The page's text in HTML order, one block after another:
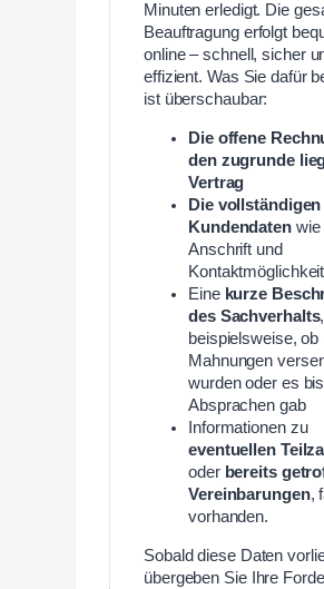
Minuten erledigt. Die
Beauftragung erfolgt
online – schnell, sicher
effizient. Was Sie dafür
ist überschaubar:
Die offene
den zugrunde
Vertrag
Die vollständigen
Kundendatenwie
Anschrift und
Eine kurze
des Sachverhalts,
beispielsweise, ob
Mahnungen
wurden oder es
Absprachen gab
Informationen zu
eventuellen
oder bereits
Vereinbarungen,
vorhanden.
Sobald diese Daten
übergeben Sie Ihre